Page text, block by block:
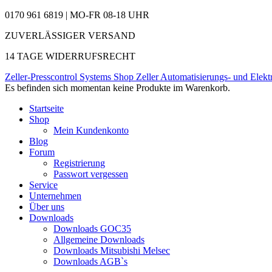
0170 961 6819 | MO-FR 08-18 UHR
ZUVERLÄSSIGER VERSAND
14 TAGE WIDERRUFSRECHT
Zeller-Presscontrol Systems Shop Zeller Automatisierungs- und
Es befinden sich momentan keine Produkte im Warenkorb.
Startseite
Shop
Mein Kundenkonto
Blog
Forum
Registrierung
Passwort vergessen
Service
Unternehmen
Über uns
Downloads
Downloads GOC35
Allgemeine Downloads
Downloads Mitsubishi Melsec
Downloads AGB`s